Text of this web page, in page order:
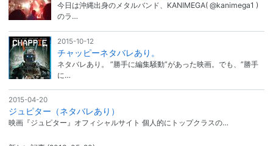
‪今日は沖縄出身のメタルバンド、KANIMEGA( @kanimega1 )
のラ…
2015-10-12
チャッピーネタバレあり。
ネタバレあり。 ”勝手に編集騒動”があった映画。でも、”勝手
に…
2015-04-20
ジュピター（ネタバレあり）
映画『ジュピター』オフィシャルサイト 個人的にトップクラスの…